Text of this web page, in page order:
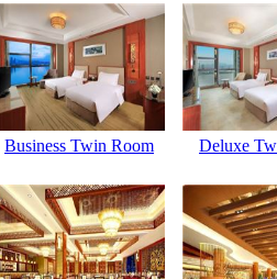
Business Twin Room Deluxe